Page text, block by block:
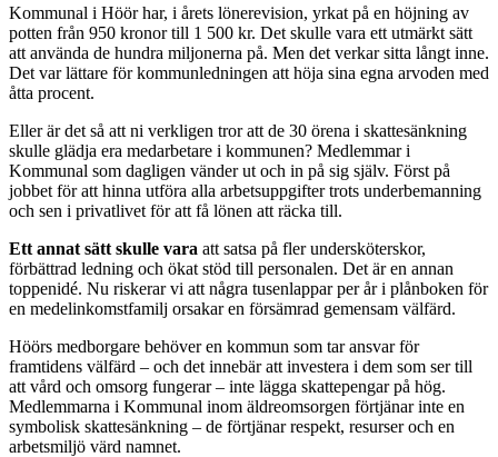
Kommunal i Höör har, i årets lönerevision, yrkat på en höjning av
potten från 950 kronor till 1 500 kr. Det skulle vara ett utmärkt sätt
att använda de hundra miljonerna på. Men det verkar sitta långt inne.
Det var lättare för kommunledningen att höja sina egna arvoden med
åtta procent.
Eller är det så att ni verkligen tror att de 30 örena i skattesänkning
skulle glädja era medarbetare i kommunen? Medlemmar i
Kommunal som dagligen vänder ut och in på sig själv. Först på
jobbet för att hinna utföra alla arbetsuppgifter trots underbemanning
och sen i privatlivet för att få lönen att räcka till.
Ett annat sätt skulle vara att satsa på fler undersköterskor,
förbättrad ledning och ökat stöd till personalen. Det är en annan
toppenidé. Nu riskerar vi att några tusenlappar per år i plånboken för
en medelinkomstfamilj orsakar en försämrad gemensam välfärd.
Höörs medborgare behöver en kommun som tar ansvar för
framtidens välfärd – och det innebär att investera i dem som ser till
att vård och omsorg fungerar – inte lägga skattepengar på hög.
Medlemmarna i Kommunal inom äldreomsorgen förtjänar inte en
symbolisk skattesänkning – de förtjänar respekt, resurser och en
arbetsmiljö värd namnet.